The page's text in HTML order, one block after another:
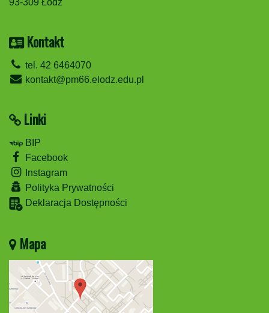
93-309 Łódź
Kontakt
tel. 42 6464070
kontakt@pm66.elodz.edu.pl
Linki
BIP
Facebook
Instagram
Polityka Prywatności
Deklaracja Dostępności
Mapa